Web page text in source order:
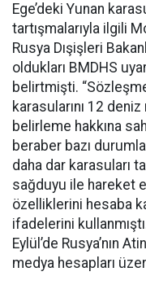
Ege’deki Yunan
tartışmalarıyla ilgili
Rusya Dışişleri
oldukları BMDHS
belirtmişti.
karasularını 12
belirleme hakkına
beraber bazı
daha dar karasuları
sağduyu ile hareket
özelliklerini hesaba
ifadelerini
Eylül’de Rusya’nın
medya hesapları